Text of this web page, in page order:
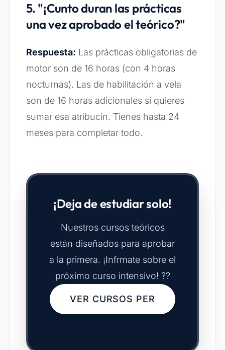
5. "¡Cunto duran las prácticas
una vez aprobado el teórico?"
Respuesta: Las prácticas obligatorias de
motor son de 16 horas (con 4 horas
nocturnas). Las de habilitación a vela
son de 16 horas adicionales si quieres
sumar esa atribucin. Tienes hasta 24
meses para completar todo.
¡Deja de estudiar solo!
Nuestros cursos teóricos
están diseñados para aprobar
a la primera. ¡Infrmate sobre el
próximo curso intensivo! ??
VER CURSOS PER